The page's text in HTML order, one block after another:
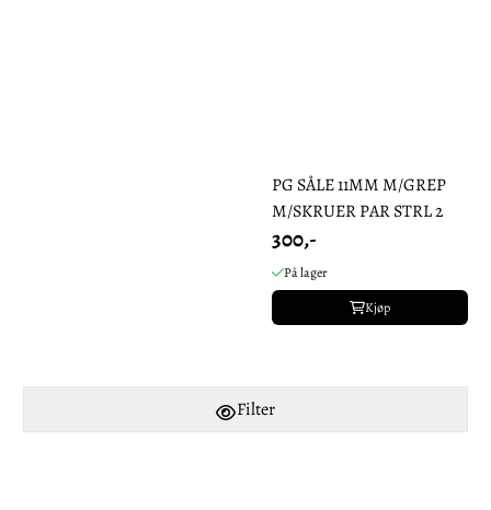
PG SÅLE 11MM M/GREP
M/SKRUER PAR STRL 2
300,-
På lager
Kjøp
Filter